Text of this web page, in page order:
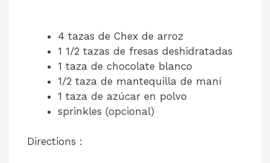
4 tazas de Chex de arroz
1 1/2 tazas de fresas deshidratadas
1 taza de chocolate blanco
1/2 taza de mantequilla de maní
1 taza de azúcar en polvo
sprinkles (opcional)
Directions :